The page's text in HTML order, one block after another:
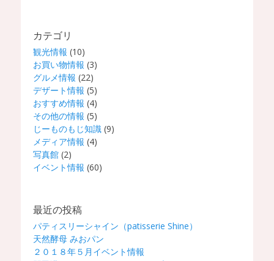
カテゴリ
観光情報 (10)
お買い物情報 (3)
グルメ情報 (22)
デザート情報 (5)
おすすめ情報 (4)
その他の情報 (5)
じーものもじ知識 (9)
メディア情報 (4)
写真館 (2)
イベント情報 (60)
最近の投稿
パティスリーシャイン（patisserie Shine）
天然酵母 みおパン
２０１８年５月イベント情報